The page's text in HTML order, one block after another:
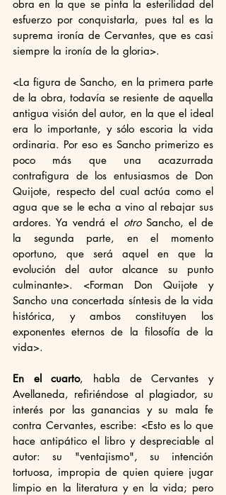
obra en la que se pinta la esterilidad del
esfuerzo por conquistarla, pues tal es la
suprema ironía de Cervantes, que es casi
siempre la ironía de la gloria>.
<La figura de Sancho, en la primera parte
de la obra, todavía se resiente de aquella
antigua visión del autor, en la que el ideal
era lo importante, y sólo escoria la vida
ordinaria. Por eso es Sancho primerizo es
poco más que una acazurrada
contrafigura de los entusiasmos de Don
Quijote, respecto del cual actúa como el
agua que se le echa a vino al rebajar sus
ardores. Ya vendrá el otro Sancho, el de
la segunda parte, en el momento
oportuno, que será aquel en que la
evolución del autor alcance su punto
culminante>. <Forman Don Quijote y
Sancho una concertada síntesis de la vida
histórica, y ambos constituyen los
exponentes eternos de la filosofía de la
vida>.
En el cuarto, habla de Cervantes y
Avellaneda, refiriéndose al plagiador, su
interés por las ganancias y su mala fe
contra Cervantes, escribe: <Esto es lo que
hace antipático el libro y despreciable al
autor: su "ventajismo", su intención
tortuosa, impropia de quien quiere jugar
limpio en la literatura y en la vida; pero